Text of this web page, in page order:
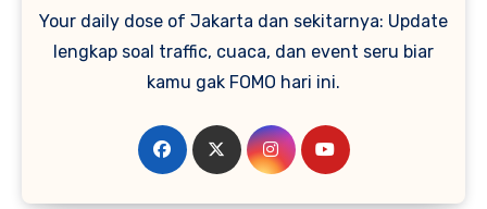
Your daily dose of Jakarta dan sekitarnya: Update
lengkap soal traffic, cuaca, dan event seru biar
kamu gak FOMO hari ini.